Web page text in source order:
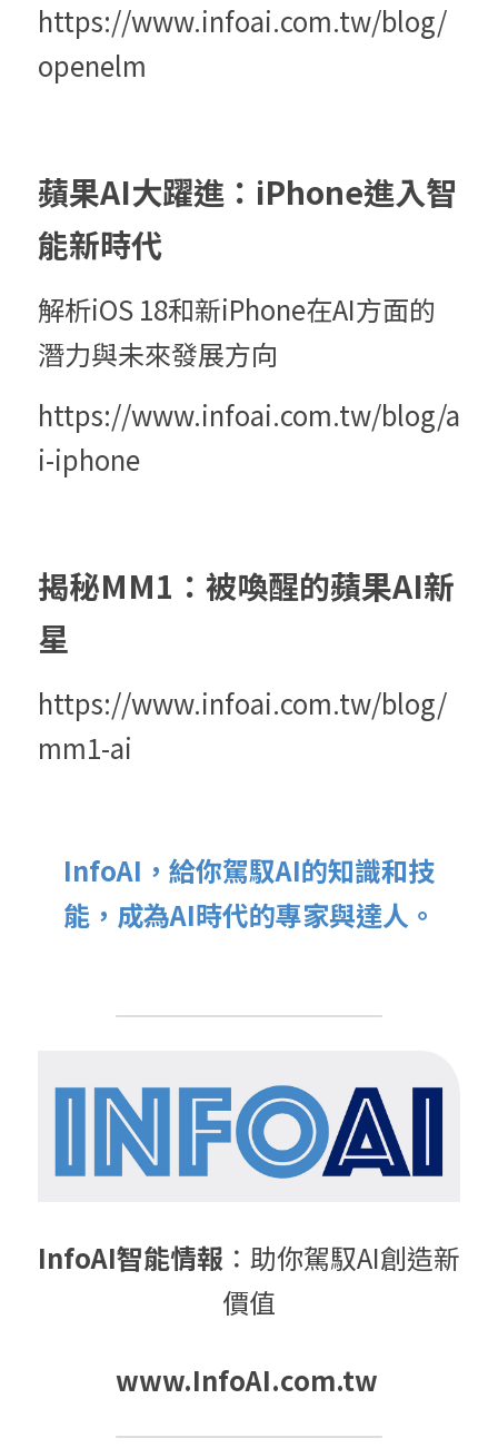
https://www.infoai.com.tw/blog/
openelm
蘋果AI大躍進：iPhone進入智
能新時代
解析iOS 18和新iPhone在AI方面的
潛力與未來發展方向
https://www.infoai.com.tw/blog/a
i-iphone
揭秘MM1：被喚醒的蘋果AI新
星
https://www.infoai.com.tw/blog/
mm1-ai
InfoAI，給你駕馭AI的知識和技
能，成為AI時代的專家與達人。
InfoAI智能情報 ：助你駕馭AI創造新
價值
www.InfoAI.com.tw